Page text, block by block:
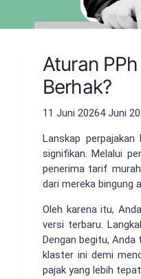
Aturan
Berhak?
11 Juni 20264 Juni
Lanskap
signifikan. Melalui
penerima tarif
dari mereka bingung
Oleh karena itu,
versi terbaru.
Dengan begitu,
klaster ini demi
pajak yang lebih